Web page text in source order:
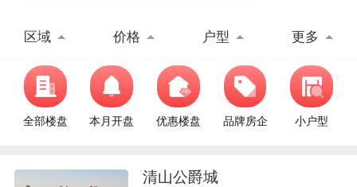
区域 价格 户型 更多
全部楼盘 本月开盘 优惠楼盘 品牌房企 小户型
清山公爵城